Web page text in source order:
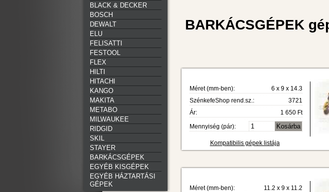
BLACK & DECKER
BOSCH
DEWALT
ELU
FELISATTI
FESTOOL
FLEX
HILTI
HITACHI
KANGO
MAKITA
METABO
MILWAUKEE
RIDGID
SKIL
STAYER
BARKÁCSGÉPEK
EGYÉB KISGÉPEK
EGYÉB HÁZTARTÁSI
GÉPEK
BARKÁCSGÉPEK
Méret (mm-ben):
6 x 9 x 14.3
SzénkefeShop rend.sz.:
3721
Ár:
1 650 Ft
Mennyiség (pár):
Kompatibilis gépek listája
Méret (mm-ben):
11.2 x 9 x 11.2